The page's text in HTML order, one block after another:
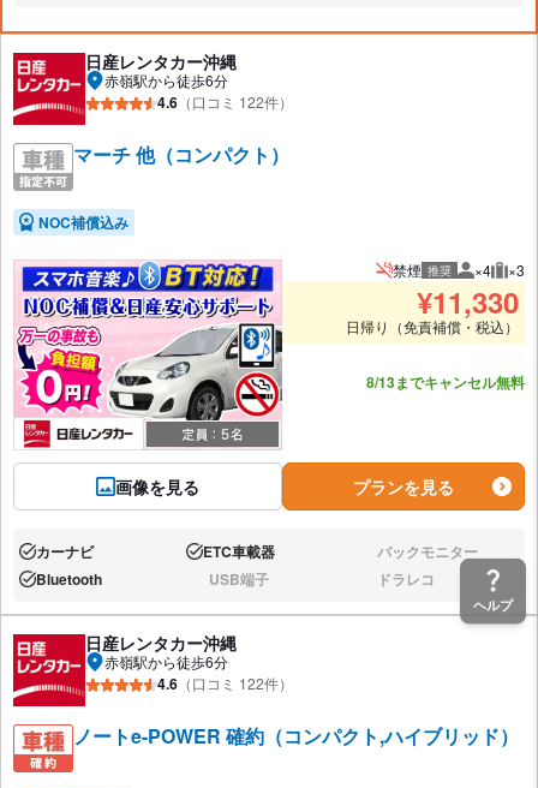
日産レンタカー沖縄
赤嶺駅から徒歩6分
4.6 （口コミ 122件）
マーチ 他（コンパクト）
NOC補償込み
画像を見る
禁煙 推奨 推奨人数
×4 推
×3
¥11,330
日帰り（免責補償・税込）
8/13までキャンセル無料
プランを見る
あり:カーナビ あり:ETC車載器 なし:バックモニター
あり:Bluetooth なし:USB端子 なし:ドラレコ
日産レンタカー沖縄
赤嶺駅から徒歩6分
4.6 （口コミ 122件）
ノートe-POWER 確約（コンパクト,ハイブリッド）
ヘルプ